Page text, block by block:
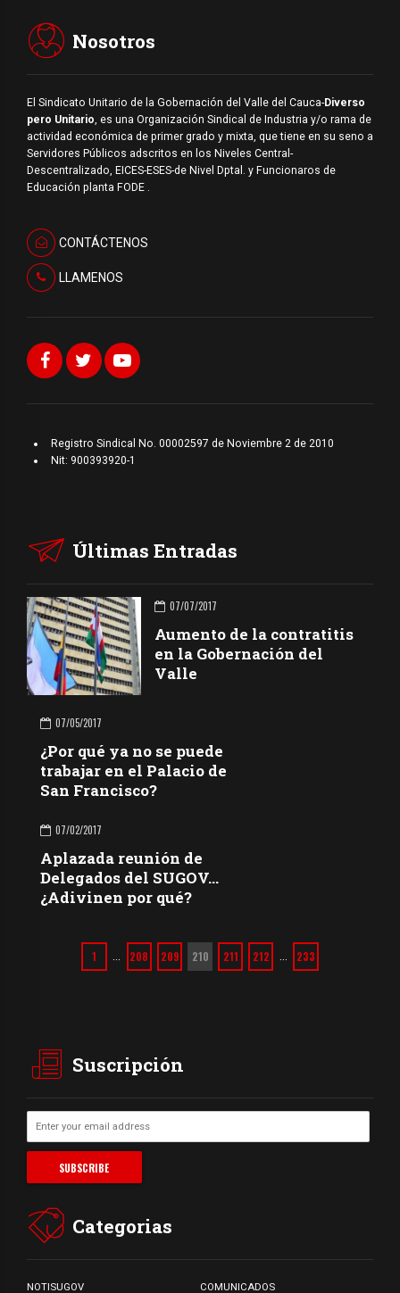
Nosotros
El Sindicato Unitario de la Gobernación del Valle del Cauca-Diverso
pero Unitario, es una Organización Sindical de Industria y/o rama de
actividad económica de primer grado y mixta, que tiene en su seno a
Servidores Públicos adscritos en los Niveles Central-
Descentralizado, EICES-ESES-de Nivel Dptal. y Funcionaros de
Educación planta FODE .
CONTÁCTENOS
LLAMENOS
Registro Sindical No. 00002597 de Noviembre 2 de 2010
Nit: 900393920-1
Últimas Entradas
07/07/2017
Aumento de la contratitis
en la Gobernación del
Valle
07/05/2017
¿Por qué ya no se puede
trabajar en el Palacio de
San Francisco?
07/02/2017
Aplazada reunión de
Delegados del SUGOV…
¿Adivinen por qué?
1 … 208 209 210 211 212 … 233
Suscripción
Categorias
NOTISUGOV COMUNICADOS